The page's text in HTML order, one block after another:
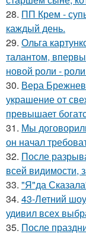
28. ПП Крем -
каждый день.
29. Ольга
талантом,
новой роли -
30. Вера
украшение от
превышает
31. Мы
он начал
32. После
всей видимости,
33. "Я"да
34. 43-Летний
удивил всех
35. После